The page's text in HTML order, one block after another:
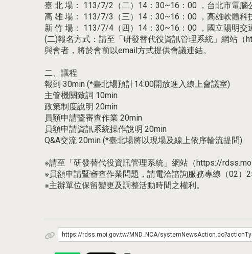
臺 北 場： 113/7/2（二）14：30~16：00 ，台北市電腦
高 雄 場： 113/7/3（三）14：30~16：00 ，高雄軟體科
新 竹 場： 113/7/4（四）14：30~16：00 ，國立陽明交
(二)報名方式：請至「研發替代役資訊管理系統」網站
與會者，將於會前以email方式提供會議連結。
二、議程
報到 30min (*臺北場預計14:00開放進入線上會議室)
主管機關致詞 10min
政策制度說明 20min
員額申請暨審查作業 20min
員額申請資訊系統操作說明 20min
Q&A交流 20min (*臺北場將以現場及線上依序輪流提問)
※請至「研發替代役資訊管理系統」網站（https://
※員額申請暨審查作業問題，請電洽諮詢服務專線（02
※主辦單位保留變更及調整活動時間之權利。
https://rdss.moi.gov.tw/MND_NCA/